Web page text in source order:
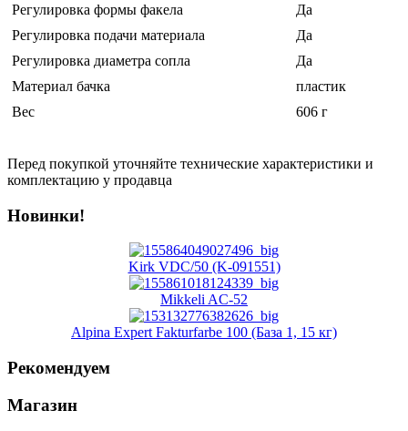
Регулировка формы факела
Да
Регулировка подачи материала
Да
Регулировка диаметра сопла
Да
Материал бачка
пластик
Вес
606 г
Перед покупкой уточняйте технические характеристики и
комплектацию у продавца
Новинки!
Kirk VDC/50 (K-091551)
Mikkeli AC-52
Alpina Expert Fakturfarbe 100 (База 1, 15 кг)
Рекомендуем
Магазин